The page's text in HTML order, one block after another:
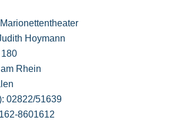
Hoymann
Rhein
02822/51639
8601612